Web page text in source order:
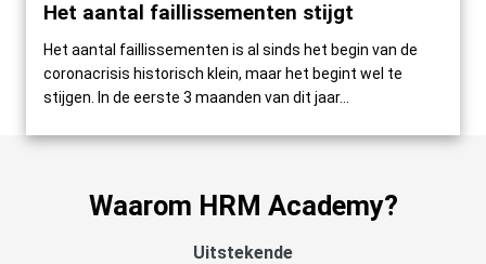
Het aantal faillissementen stijgt
Het aantal faillissementen is al sinds het begin van de
coronacrisis historisch klein, maar het begint wel te
stijgen. In de eerste 3 maanden van dit jaar...
Waarom HRM Academy?
Uitstekende